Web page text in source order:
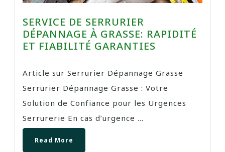
SERVICE DE SERRURIER
DÉPANNAGE À GRASSE: RAPIDITÉ
ET FIABILITÉ GARANTIES
Article sur Serrurier Dépannage Grasse
Serrurier Dépannage Grasse : Votre
Solution de Confiance pour les Urgences
Serrurerie En cas d’urgence ...
Read More